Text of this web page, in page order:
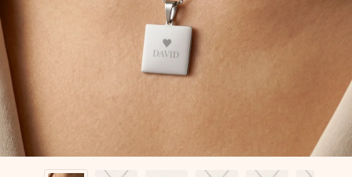
Mit Liebe gemacht, im Handumdrehen
Erstelle etwas Einzigartiges in wenigen Schritten – mit
ihrem Namen, deinem Foto oder einer Nachricht von
Herzen. Kein Stress, nur pure Liebe für den perfekten
Moment.